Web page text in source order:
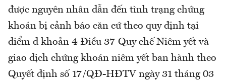
được nguyên nhân dẫn đến tình trạng chứng
khoán bị cảnh báo căn cứ theo quy định tại
điểm d khoản 4 Điều 37 Quy chế Niêm yết và
giao dịch chứng khoán niêm yết ban hành theo
Quyết định số 17/QĐ-HĐTV ngày 31 tháng 03